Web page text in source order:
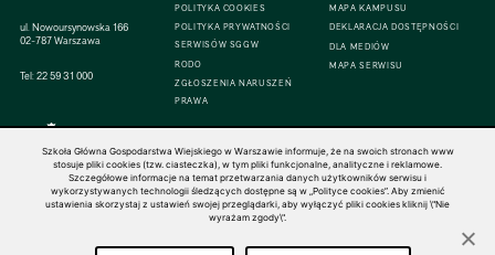
ul. Nowoursynowska 166
02-787 Warszawa
Tel:22 59 31 000
POLITYKA COOKIES
POLITYKA PRYWATNOŚCI
SERWISÓW SGGW
RODO
ZGŁOSZENIA NARUSZEŃ
PRAWA
MAPA KAMPUSU
DEKLARACJA DOSTĘPNOŚCI
DLA MEDIÓW
MAPA SERWISU
© 1816–2026 SGGW — ALL RIGHTS RESERVED
Szkoła Główna Gospodarstwa Wiejskiego w Warszawie informuje, że na swoich stronach www
stosuje pliki cookies (tzw. ciasteczka), w tym pliki funkcjonalne, analityczne i reklamowe.
Szczegółowe informacje na temat przetwarzania danych użytkowników serwisu i
wykorzystywanych technologii śledzących dostępne są w „Polityce cookies”. Aby zmienić
ustawienia skorzystaj z ustawień swojej przeglądarki, aby wyłączyć pliki cookies kliknij \"Nie
wyrażam zgody\".